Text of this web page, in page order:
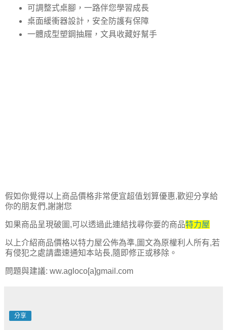
可調整式桌腳，一路伴您學習成長
桌面緩衝器設計，安全防護有保障
一體成型塑鋼抽屜，文具收藏好幫手
假如你覺得以上商品價格非常便宜超值划算優惠,歡迎分享給
你的朋友們,謝謝您
如果商品呈現破圖,可以透過此連結找尋你要的商品特力屋
以上介紹商品價格以特力屋公佈為準,圖文為原權利人所有,若
有侵犯之處請盡速通知本站長,隨即修正或移除。
問題與建議: ww.agloco[a]gmail.com
分享